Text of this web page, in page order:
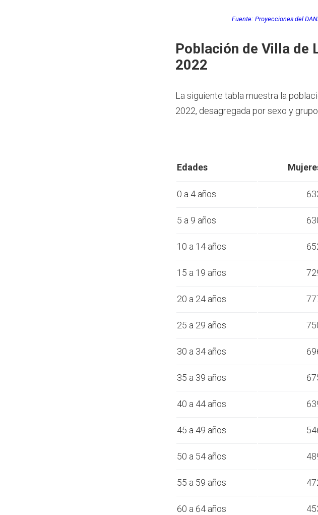
Fuente: Proyecciones del
Población de Villa de
2022
La siguiente tabla muestra la
2022, desagregada por sexo y
Edades
0 a 4 años
5 a 9 años
10 a 14 años
15 a 19 años
20 a 24 años
25 a 29 años
30 a 34 años
35 a 39 años
40 a 44 años
45 a 49 años
50 a 54 años
55 a 59 años
60 a 64 años